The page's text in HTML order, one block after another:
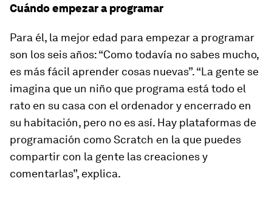
Cuándo empezar a programar
Para él, la mejor edad para empezar a programar
son los seis años: “Como todavía no sabes mucho,
es más fácil aprender cosas nuevas”. “La gente se
imagina que un niño que programa está todo el
rato en su casa con el ordenador y encerrado en
su habitación, pero no es así. Hay plataformas de
programación como Scratch en la que puedes
compartir con la gente las creaciones y
comentarlas”, explica.